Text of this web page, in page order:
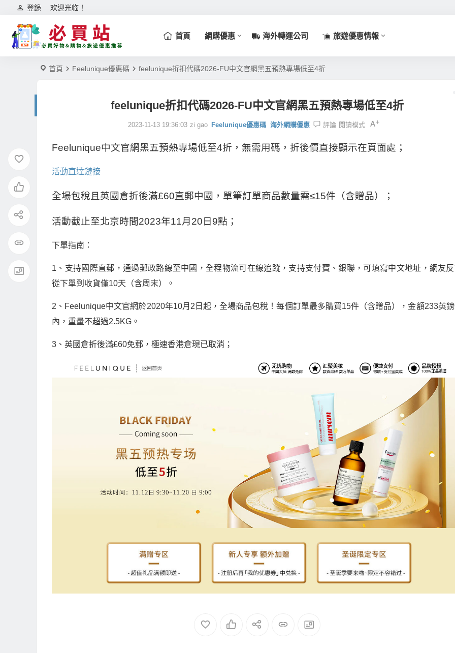
欢迎光临！
登錄
首頁 網購優惠 海外轉運公司 旅遊優惠情報
首頁 Feelunique優惠碼 feelunique折扣代碼2026-FU中文官網黑五預熱專場低至4折
feelunique折扣代碼2026-FU中文官網黑五預熱專場低至4折
2023-11-13 19:36:03 zi gao Feelunique優惠碼 海外網購優惠 評論 閱讀模式
Feelunique中文官網黑五預熱專場低至4折，無需用碼，折後價直接顯示在頁面處；
活動直達鏈接
全場包稅且英國倉折後滿£60直郵中國，單筆訂單商品數量需≤15件（含贈品）；
活動截止至北京時間2023年11月20日9點；
下單指南：
1、支持國際直郵，通過郵政路線至中國，全程物流可在線追蹤，支持支付寶、銀聯，可填寫中文地址，網友
從下單到收貨僅10天（含周末）。
2、Feelunique中文官網於2020年10月2日起，全場商品包稅！每個訂單最多購買15件（含贈品），金額233英
內，重量不超過2.5KG。
3、英國倉折後滿£60免郵，極速香港倉現已取消；